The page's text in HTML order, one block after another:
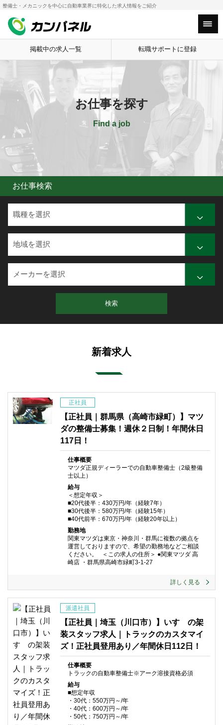
整備士・メカニックを中心に自動車業界に特化した求人情報をご紹介
掲載中の求人一覧 転職サポートに登録
HOME お仕事の種類
お仕事を探す
Find a job
お仕事検索
検索
新着求人
正社員
【正社員｜群馬県（高崎市緑町）】マツ
ダの整備士募集！週休２日制！年間休日
117日！
仕事概要
マツダ正規ディーラーでの自動車整備士（2級整備
士以上）
給与
＜想定年収＞
■20代後半：430万円/年（経験7年）
■30代後半：580万円/年（経験15年）
■40代前半：670万円/年（経験20年以上）
勤務地
関東マツダは東京・神奈川・群馬に複数の拠点を
運営しておりますので、希望の勤務地などご相談
ください。 ＜この求人の住所＞ ●関東マツダ 高
崎店 ・群馬県高崎市緑町3-1-27
詳しく見る
派遣社員
【正社員｜埼玉（川口市）】いすゞの架
装スタッフ求人｜トラックのカスタマイ
ズ！正社員登用あり／年間休日112日！
仕事概要
トラックの自動車整備士※アーク溶接資格必須
給与
■想定年収
・30代：550万円～/年
・40代：600万円～/年
・50代：750万円～/年